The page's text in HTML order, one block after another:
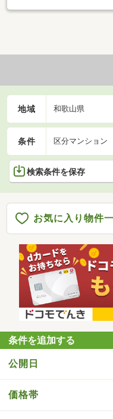
地域 和歌山県
条件 区分マンション
検索条件を保存
お気に入り物件
条件を追加する
公開日
価格帯